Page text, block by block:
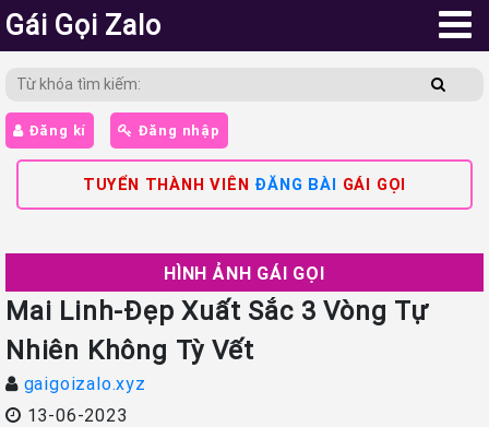
Gái Gọi Zalo
Đăng kí Đăng nhập
TUYỂN THÀNH VIÊN ĐĂNG BÀI GÁI GỌI
HÌNH ẢNH GÁI GỌI
Mai Linh-Đẹp Xuất Sắc 3 Vòng Tự
Nhiên Không Tỳ Vết
gaigoizalo.xyz
13-06-2023